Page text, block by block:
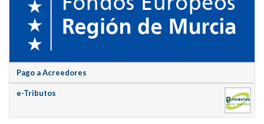
Pago a Acreedores
e-Tributos